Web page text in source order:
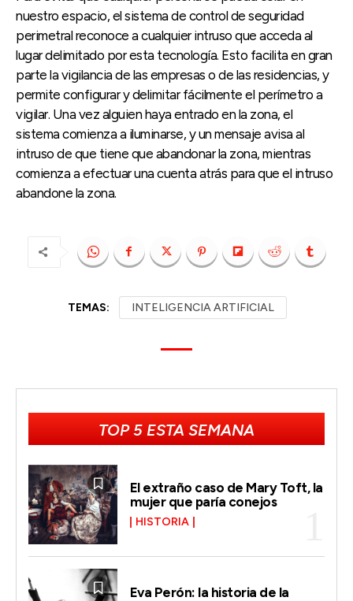
nuestro espacio, el sistema de control de seguridad
perimetral reconoce a cualquier intruso que acceda al
lugar delimitado por esta tecnología. Esto facilita en gran
parte la vigilancia de las empresas o de las residencias, y
permite configurar y delimitar fácilmente el perímetro a
vigilar. Una vez alguien haya entrado en la zona, el
sistema comienza a iluminarse, y un mensaje avisa al
intruso de que tiene que abandonar la zona, mientras
comienza a efectuar una cuenta atrás para que el intruso
abandone la zona.
TEMAS: INTELIGENCIA ARTIFICIAL
TOP 5 ESTA SEMANA
El extraño caso de Mary Toft, la
mujer que paría conejos
HISTORIA
Eva Perón: la historia de la